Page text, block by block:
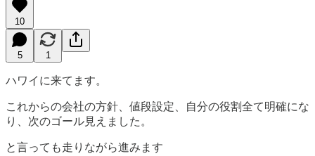
10
5 1
ハワイに来てます。
これからの会社の方針、値段設定、自分の役割全て明確にな
り、次のゴール見えました。
と言っても走りながら進みます